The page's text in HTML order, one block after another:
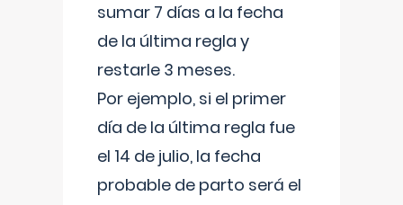
sumar 7 días a la fecha
de la última regla y
restarle 3 meses.
Por ejemplo, si el primer
día de la última regla fue
el 14 de julio, la fecha
probable de parto será el